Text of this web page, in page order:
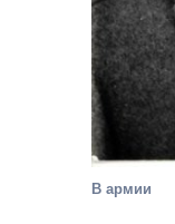
В армии